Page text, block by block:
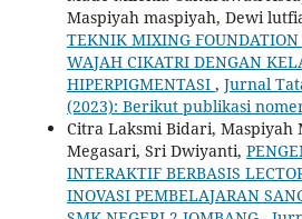
Maspiyah maspiyah, Dewi
TEKNIK MIXING FOUNDATION
WAJAH CIKATRI DENGAN
HIPERPIGMENTASI , Jurnal
(2023): Berikut publikasi
Citra Laksmi Bidari, Maspiyah
Megasari, Sri Dwiyanti,
INTERAKTIF BERBASIS
INOVASI PEMBELAJARAN